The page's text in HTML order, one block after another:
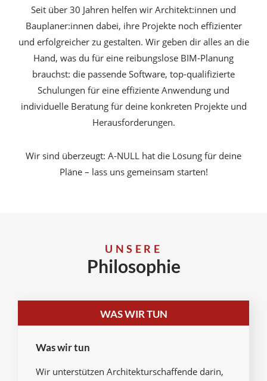
Seit über 30 Jahren helfen wir Architekt:innen und
Bauplaner:innen dabei, ihre Projekte noch effizienter
und erfolgreicher zu gestalten. Wir geben dir alles an die
Hand, was du für eine reibungslose BIM-Planung
brauchst: die passende Software, top-qualifizierte
Schulungen für eine effiziente Anwendung und
individuelle Beratung für deine konkreten Projekte und
Herausforderungen.
Wir sind überzeugt: A-NULL hat die Lösung für deine
Pläne – lass uns gemeinsam starten!
UNSERE
Philosophie
WAS WIR TUN
Was wir tun
Wir unterstützen Architekturschaffende darin,